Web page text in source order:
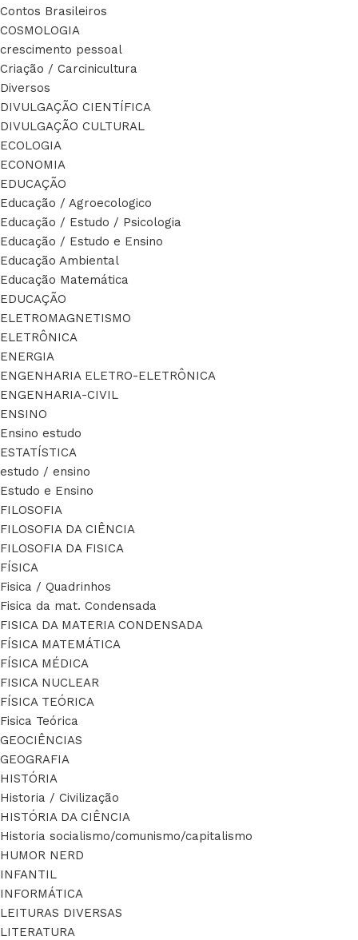
Contos Brasileiros
COSMOLOGIA
crescimento pessoal
Criação / Carcinicultura
Diversos
DIVULGAÇÃO CIENTÍFICA
DIVULGAÇÃO CULTURAL
ECOLOGIA
ECONOMIA
EDUCAÇÃO
Educação / Agroecologico
Educação / Estudo / Psicologia
Educação / Estudo e Ensino
Educação Ambiental
Educação Matemática
EDUCAÇÃO
ELETROMAGNETISMO
ELETRÔNICA
ENERGIA
ENGENHARIA ELETRO-ELETRÔNICA
ENGENHARIA-CIVIL
ENSINO
Ensino estudo
ESTATÍSTICA
estudo / ensino
Estudo e Ensino
FILOSOFIA
FILOSOFIA DA CIÊNCIA
FILOSOFIA DA FISICA
FÍSICA
Fisica / Quadrinhos
Fisica da mat. Condensada
FISICA DA MATERIA CONDENSADA
FÍSICA MATEMÁTICA
FÍSICA MÉDICA
FISICA NUCLEAR
FÍSICA TEÓRICA
Fisica Teórica
GEOCIÊNCIAS
GEOGRAFIA
HISTÓRIA
Historia / Civilização
HISTÓRIA DA CIÊNCIA
Historia socialismo/comunismo/capitalismo
HUMOR NERD
INFANTIL
INFORMÁTICA
LEITURAS DIVERSAS
LITERATURA